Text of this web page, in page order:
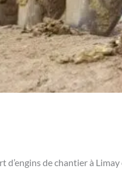
de chantier à